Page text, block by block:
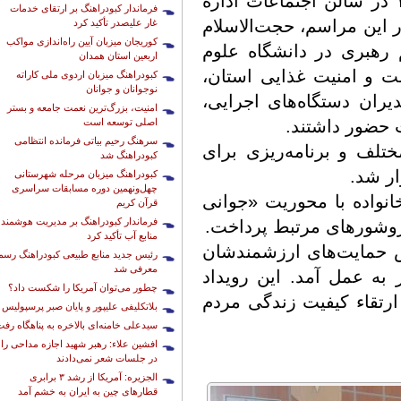
فرماندار کبودراهنگ بر ارتقای خدمات
غار علیصدر تأکید کرد
کوریجان میزبان آیین راه‌اندازی مواکب
اربعین استان همدان
کبودراهنگ میزبان اردوی ملی کاراته
نوجوانان و جوانان
امنیت، بزرگ‌ترین نعمت جامعه و بستر
اصلی توسعه است
سرهنگ رحیم بیاتی فرمانده انتظامی
کبودراهنگ شد
کبودراهنگ میزبان مرحله شهرستانی
چهل‌ونهمین دوره مسابقات سراسری
قرآن کریم
فرماندار کبودراهنگ بر مدیریت هوشمند
منابع آب تأکید کرد
رئیس جدید منابع طبیعی کبودراهنگ
معرفی شد
چطور می‌توان آمریکا را شکست داد؟
بلاتکلیفی علیپور و پایان صبر پرسپولیس
سیدعلی خامنه‌ای بالاخره به پناهگاه
افشین علاء: رهبر شهید اجازه مداحی را
در جلسات شعر نمی‌دادند
الجزیره: آمریکا از رشد ۳ برابری
قطارهای چین به ایران به خشم آمد
این مراسم، حجت‌الاسلام
رهبری در دانشگاه علوم
و امنیت غذایی استان،
دستگاه‌های اجرایی،
حضور داشتند.
و برنامه‌ریزی برای
شد.
با محوریت «جوانی
مرتبط پرداخت.
حمایت‌های ارزشمندشان
به عمل آمد. این رویداد
کیفیت زندگی مردم